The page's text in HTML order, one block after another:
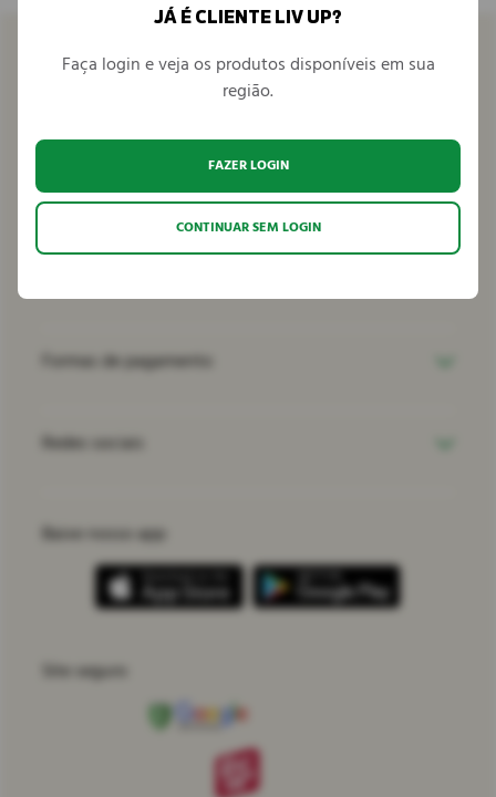
Seja parceiro
Formas de pagamento
Redes sociais
Baixe nosso app
Site seguro
JÁ É CLIENTE LIV UP?
Faça login e veja os produtos disponíveis em sua
região.
FAZER LOGIN
CONTINUAR SEM LOGIN